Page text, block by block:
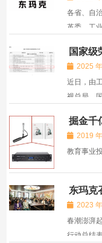
见
各省、自
革委、工
网信办、
局、中国
高等学校
国家级
系统典
2025
近日，由
视总局、
全国仅86
音频算法
境】凭借
掘金千
MAKE
2019
教育事业
东玛克
峰对决
2023
春潮澎湃
行动总结